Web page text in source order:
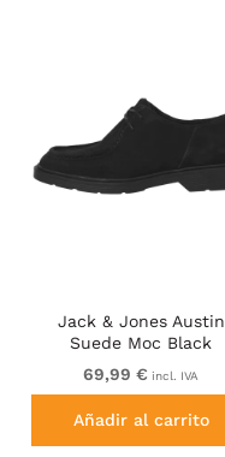
Jack & Jones Austin
Suede Moc Black
69,99 € incl. IVA
Añadir al carrito